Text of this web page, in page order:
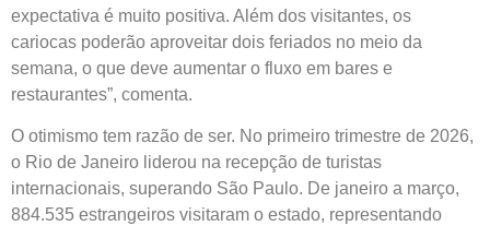
expectativa é muito positiva. Além dos visitantes, os
cariocas poderão aproveitar dois feriados no meio da
semana, o que deve aumentar o fluxo em bares e
restaurantes”, comenta.
O otimismo tem razão de ser. No primeiro trimestre de 2026,
o Rio de Janeiro liderou na recepção de turistas
internacionais, superando São Paulo. De janeiro a março,
884.535 estrangeiros visitaram o estado, representando